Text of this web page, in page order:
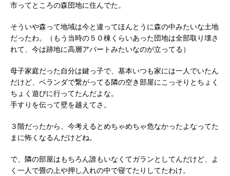
市ってところの森団地に住んでた。
そういや森って地域は今と違ってほんとうに森の中みたいな土地
だったわ。（もう当時の５０棟くらいあった団地は全部取り壊さ
れて、今は跡地に高層アパートみたいなのが立ってる）
母子家庭だった自分は鍵っ子で、基本いつも家には一人でいたん
だけど、ベランダで繋がってる隣の空き部屋にこっそりとちょく
ちょく遊びに行ってたんだよな。
手すりを伝って壁を越えてさ。
３階だったから、今考えるとめちゃめちゃ危なかったよなってた
まに怖くなるんだけどね。
で、隣の部屋はもちろん誰もいなくてガランとしてんだけど、よ
く一人で畳の上や押し入れの中で寝てたりしてたわけ。